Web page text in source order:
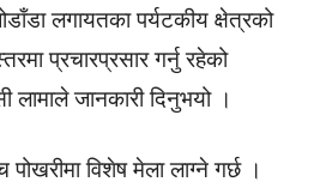
लगायतका पर्यटकीय क्षेत्रको
प्रचारप्रसार गर्नु रहेको
लामाले जानकारी दिनुभयो ।
विशेष मेला लाग्ने गर्छ ।